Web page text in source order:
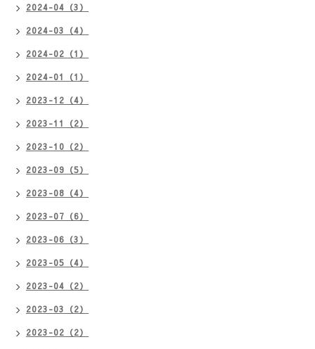
2024-04（3）
2024-03（4）
2024-02（1）
2024-01（1）
2023-12（4）
2023-11（2）
2023-10（2）
2023-09（5）
2023-08（4）
2023-07（6）
2023-06（3）
2023-05（4）
2023-04（2）
2023-03（2）
2023-02（2）